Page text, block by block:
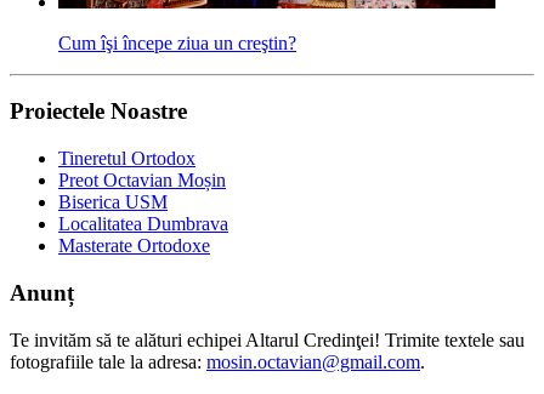
Cum îşi începe ziua un creştin?
Proiectele Noastre
Tineretul Ortodox
Preot Octavian Moșin
Biserica USM
Localitatea Dumbrava
Masterate Ortodoxe
Anunț
Te invităm să te alături echipei Altarul Credinţei! Trimite textele sau
fotografiile tale la adresa: mosin.octavian@gmail.com.